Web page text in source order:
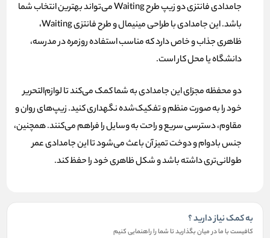
جامدادی فانتزی دو زیپ طرح Waiting
می‌تواند بهترین انتخاب شما
باشد. این جامدادی با طراحی مینیمال و طرح فانتزی Waiting،
ظاهری جذاب و خاص دارد که مناسب استفاده روزمره در مدرسه،
دانشگاه یا محل کار است.
دو محفظه مجزای این جامدادی به شما کمک می‌کند تا لوازم‌التحریر
خود را به صورت منظم و تفکیک‌شده نگهداری کنید. زیپ‌های روان و
مقاوم، دسترسی سریع و راحت به وسایل را فراهم می‌کنند. همچنین،
جنس بادوام و دوخت تمیز آن باعث می‌شود تا این جامدادی عمر
طولانی‌تری داشته باشد و شکل ظاهری خود را حفظ کند.
به کمک نیاز دارید ؟
کافیست با ما در میان بگذارید تا شما را راهنمایی کنیم